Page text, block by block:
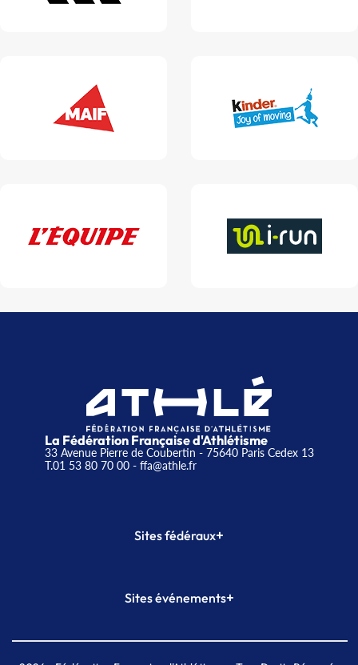
La Fédération Française d'Athlétisme
33 Avenue Pierre de Coubertin - 75640 Paris Cedex 13
T.01 53 80 70 00- ffa@athle.fr
Sites fédéraux+
Plateforme Formation
Sites événements+
Meeting de Paris indoor